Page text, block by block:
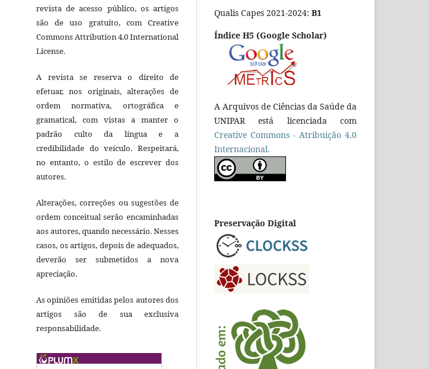
revista de acesso público, os artigos
são de uso gratuito, com Creative
Commons Attribution 4.0 International
License.
A revista se reserva o direito de
efetuar, nos originais, alterações de
ordem normativa, ortográfica e
gramatical, com vistas a manter o
padrão culto da língua e a
credibilidade do veículo. Respeitará,
no entanto, o estilo de escrever dos
autores.
Alterações, correções ou sugestões de
ordem conceitual serão encaminhadas
aos autores, quando necessário. Nesses
casos, os artigos, depois de adequados,
deverão ser submetidos a nova
apreciação.
As opiniões emitidas pelos autores dos
artigos são de sua exclusiva
responsabilidade.
Qualis Capes 2021-2024: B1
Índice H5 (Google Scholar)
A Arquivos de Ciências da Saúde da
UNIPAR está licenciada com
Creative Commons - Atribuição 4.0
Internacional.
Preservação Digital